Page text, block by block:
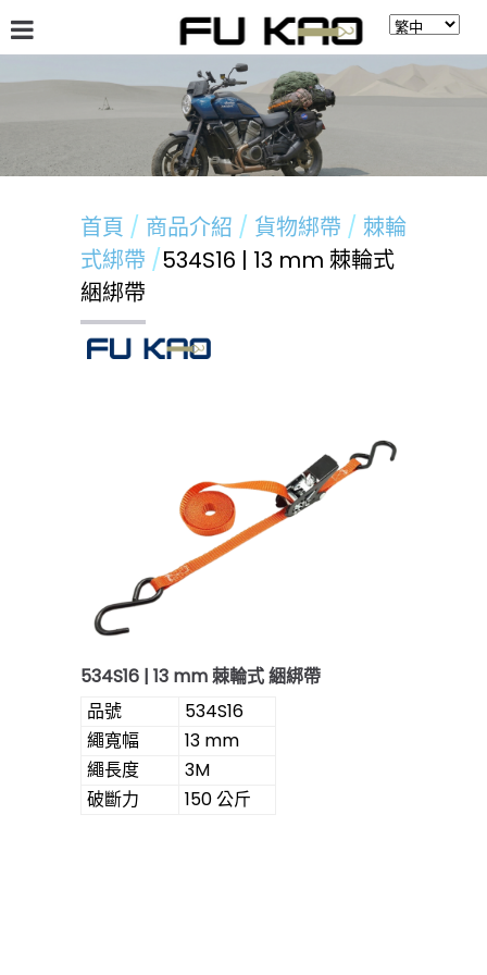
最新消息 留言板
首頁 商品介紹 貨物綁帶
棘輪
式綁帶
534S16 | 13 mm 棘輪式
綑綁帶
534S16 | 13 mm 棘輪式 綑綁帶
品號
534S16
繩寬幅
13 mm
繩長度
3M
破斷力
150 公斤